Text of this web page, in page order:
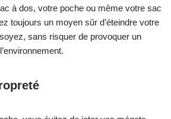
très bien dans une configuration
de prise de son rapprochée : on
peut capter le grain, les attaques
de langue et les variations de
pression avec beaucoup de
grand espace. La sonorité
à dos, votre poche ou même votre sac
toujours un moyen sûr d’éteindre votre
sans risquer de provoquer un